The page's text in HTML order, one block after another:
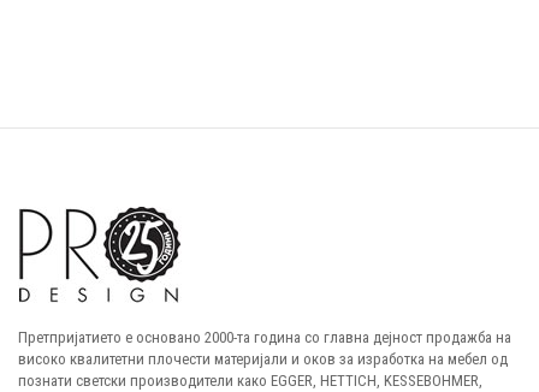
Претпријатието е основано 2000-та година со главна дејност продажба на
високо квалитетни плочести материјали и оков за изработка на мебел од
познати светски производители како EGGER, HETTICH, KESSEBOHMER,